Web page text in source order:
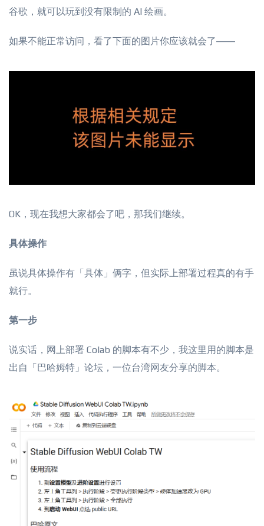
谷歌，就可以玩到没有限制的 AI 绘画。
如果不能正常访问，看了下面的图片你应该就会了——
OK，现在我想大家都会了吧，那我们继续。
具体操作
虽说具体操作有「具体」俩字，但实际上部署过程真的有手
就行。
第一步
说实话，网上部署 Colab 的脚本有不少，我这里用的脚本是
出自「巴哈姆特」论坛，一位台湾网友分享的脚本。